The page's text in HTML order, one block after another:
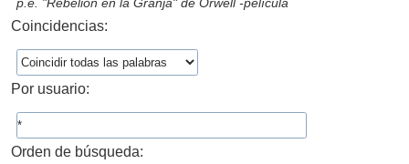
Coincidencias:
Por usuario:
Orden de búsqueda: